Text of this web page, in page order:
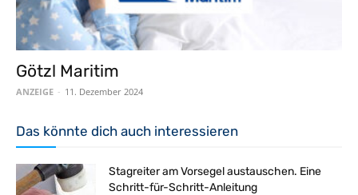
Götzl Maritim
ANZEIGE - 11. Dezember 2024
Das könnte dich auch interessieren
Stagreiter am Vorsegel austauschen. Eine
Schritt-für-Schritt-Anleitung